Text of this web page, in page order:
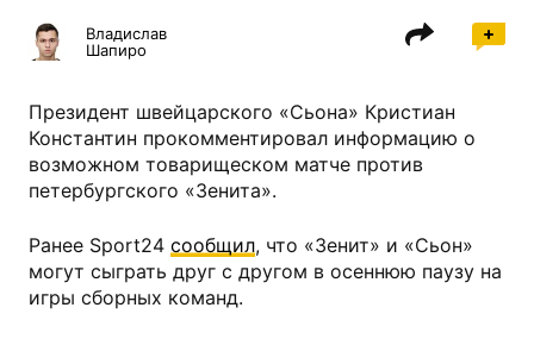
Владислав
Шапиро
Президент швейцарского «Сьона» Кристиан
Константин прокомментировал информацию о
возможном товарищеском матче против
петербургского «Зенита».
Ранее Sport24 сообщил, что «Зенит» и «Сьон»
могут сыграть друг с другом в осеннюю паузу на
игры сборных команд.